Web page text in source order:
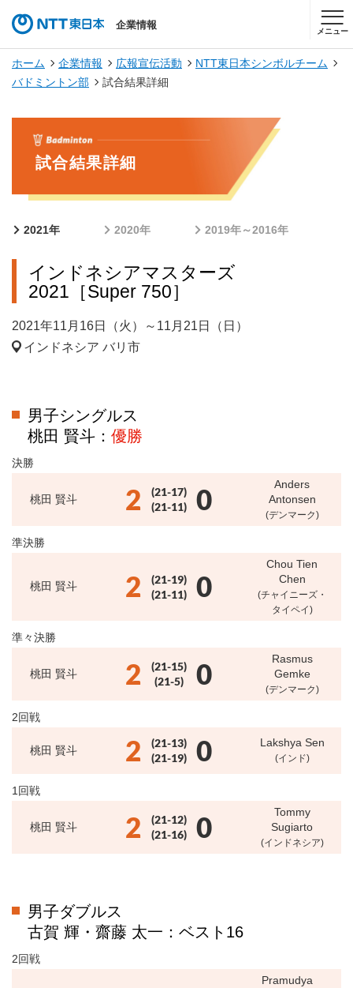
企業情報
メニュー
ホーム 企業情報 広報宣伝活動
NTT東日本シンボルチーム
バドミントン部
試合結果詳細
試合結果詳細
2021年 2020年 2019年～2016年
インドネシアマスターズ
2021［Super 750］
2021年11月16日（火）～11月21日（日）
インドネシア バリ市
男子シングルス
桃田 賢斗： 優勝
決勝
桃田 賢斗 2
(21-17)
(21-11)
0
Anders
Antonsen
(デンマーク)
準決勝
桃田 賢斗 2
(21-19)
(21-11)
0
Chou Tien
Chen
(チャイニーズ・
タイペイ)
準々決勝
桃田 賢斗 2
(21-15)
(21-5)
0
Rasmus
Gemke
(デンマーク)
2回戦
桃田 賢斗 2
(21-13)
(21-19)
0 Lakshya Sen
(インド)
1回戦
桃田 賢斗 2
(21-12)
(21-16)
0
Tommy
Sugiarto
(インドネシア)
男子ダブルス
古賀 輝・齋藤 太一：ベスト16
2回戦
Pramudya